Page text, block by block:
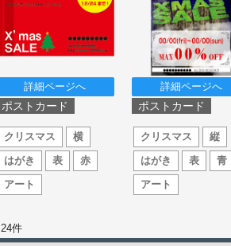
詳細ページへ
ポストカード
クリスマス
横
はがき
表
赤
アート
詳細ページへ
ポストカード
クリスマス
縦
はがき
表
青
アート
24件